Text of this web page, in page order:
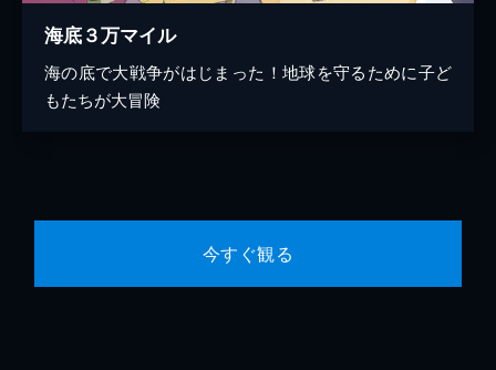
海底３万マイル
海の底で大戦争がはじまった！地球を守るために子ど
もたちが大冒険
今すぐ観る